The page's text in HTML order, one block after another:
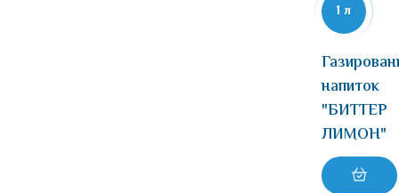
1 л
напиток
"БИТТЕР
ЛИМОН"